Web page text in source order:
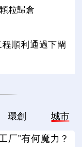
粒歸倉
順利通過下閘
環創 城市
厂”有何魔力？